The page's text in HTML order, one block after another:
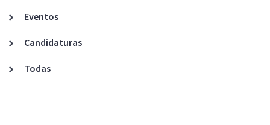
Eventos
Candidaturas
Todas